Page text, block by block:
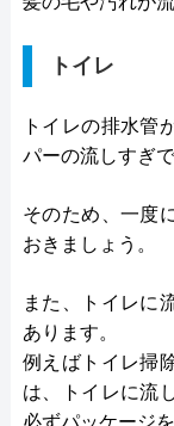
トイレ
トイレの排水管
パーの流しすぎで
そのため、一度
おきましょう。
また、トイレに
あります。
例えばトイレ掃
は、トイレに流
必ずパッケージ